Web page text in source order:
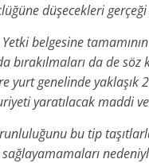
düşecekleri
Yetki belgesine
bırakılmaları da de söz
genelinde yaklaşık
yaratılacak maddi
bu tip